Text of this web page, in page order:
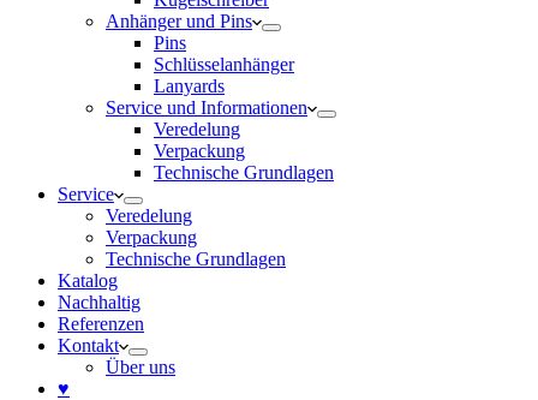
Anhänger und Pins
Pins
Schlüsselanhänger
Lanyards
Service und Informationen
Veredelung
Verpackung
Technische Grundlagen
Service
Veredelung
Verpackung
Technische Grundlagen
Katalog
Nachhaltig
Referenzen
Kontakt
Über uns
♥